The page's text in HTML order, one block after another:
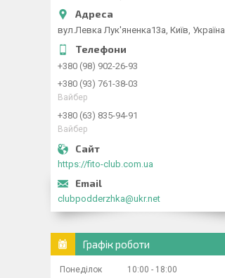
вул.Левка Лук'яненка13а, Київ, Україна
+380 (98) 902-26-93
+380 (93) 761-38-03
Вайбер
+380 (63) 835-94-91
Вайбер
https://fito-club.com.ua
clubpodderzhka@ukr.net
Графік роботи
Понеділок 10:00
18:00